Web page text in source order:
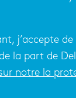
j’accepte
la part de
notre la